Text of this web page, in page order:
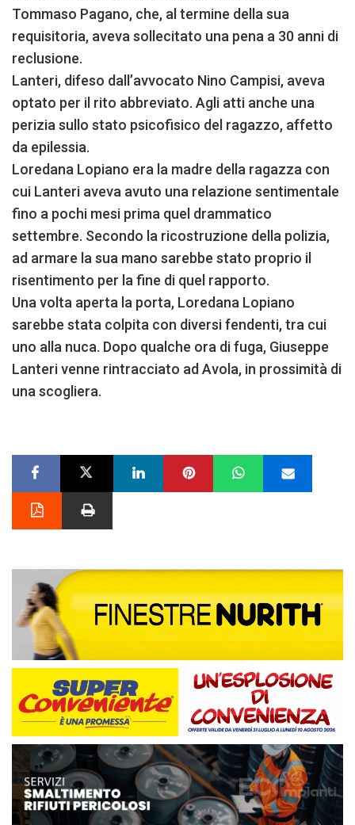
Tommaso Pagano, che, al termine della sua
requisitoria, aveva sollecitato una pena a 30 anni di
reclusione.
Lanteri, difeso dall’avvocato Nino Campisi, aveva
optato per il rito abbreviato. Agli atti anche una
perizia sullo stato psicofisico del ragazzo, affetto
da epilessia.
Loredana Lopiano era la madre della ragazza con
cui Lanteri aveva avuto una relazione sentimentale
fino a pochi mesi prima quel drammatico
settembre. Secondo la ricostruzione della polizia,
ad armare la sua mano sarebbe stato proprio il
risentimento per la fine di quel rapporto.
Una volta aperta la porta, Loredana Lopiano
sarebbe stata colpita con diversi fendenti, tra cui
uno alla nuca. Dopo qualche ora di fuga, Giuseppe
Lanteri venne rintracciato ad Avola, in prossimità di
una scogliera.